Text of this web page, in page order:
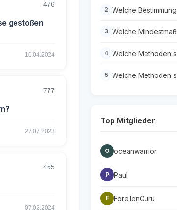
476
gestoßen
10.04.2024
777
27.07.2023
465
07.02.2024
2 Welche
3 Welche
4 Welche Methoden
5 Welche Methoden
Top Mitglieder
O oceanwarrior
P Paul
F ForellenGuru